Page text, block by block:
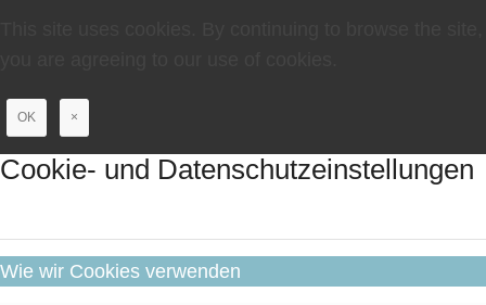
OK ×
Cookie- und Datenschutzeinstellungen
Wie wir Cookies verwenden